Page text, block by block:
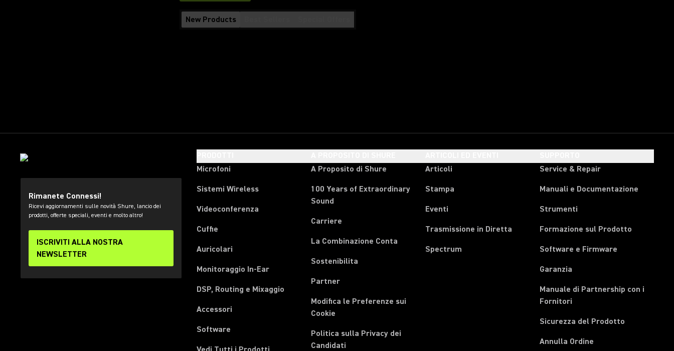
Rimanete Connessi!
Ricevi aggiornamenti sulle novità Shure, lancio dei
prodotti, offerte speciali, eventi e molto altro!
ISCRIVITI ALLA NOSTRA
NEWSLETTER
Microfoni
Sistemi Wireless
Videoconferenza
Cuffie
Auricolari
Monitoraggio In-Ear
DSP, Routing e Mixaggio
Accessori
Software
A Proposito di Shure
100 Years of Extraordinary
Sound
Carriere
La Combinazione Conta
Sostenibilita
Partner
Modifica le Preferenze sui
Cookie
Politica sulla Privacy dei
Candidati
Articoli
Stampa
Eventi
Trasmissione in Diretta
Spectrum
Service & Repair
Manuali e Documentazione
Strumenti
Formazione sul Prodotto
Software e Firmware
Garanzia
Manuale di Partnership con i
Fornitori
Sicurezza del Prodotto
Annulla Ordine